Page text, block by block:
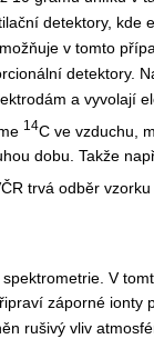
detektory, kde
v tomto
detektory.
a vyvolají
14C ve vzduchu,
dobu. Takže
trvá odběr
V
záporné ionty
rušivý vliv